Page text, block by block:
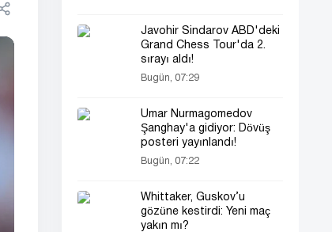
Javohir Sindarov ABD'deki
Grand Chess Tour'da 2.
sırayı aldı!
Bugün, 07:29
Umar Nurmagomedov
Şanghay'a gidiyor: Dövüş
posteri yayınlandı!
Bugün, 07:22
Whittaker, Guskov’u
gözüne kestirdi: Yeni maç
yakın mı?